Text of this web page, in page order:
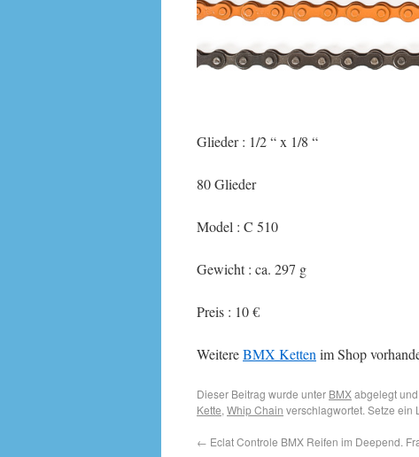
Glieder : 1/2 “ x 1/8 “
80 Glieder
Model : C 510
Gewicht : ca. 297 g
Preis : 10 €
WeitereBMX Ketten im Shop
Dieser Beitrag wurde unter BMXabgelegt
Kette, Whip Chain verschlagwortet. Setze ein
← Eclat Controle BMX Reifen im Deepend.